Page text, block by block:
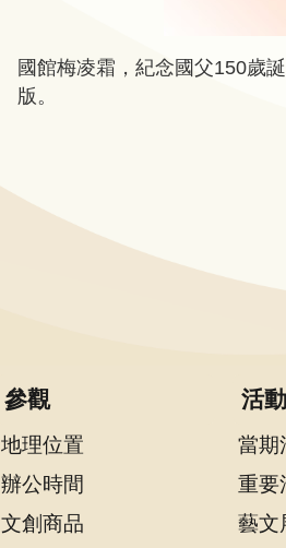
國館梅凌霜，紀念國父150歲
版。
參觀
地理位置
辦公時間
文創商品
活動
當期
重要
藝文